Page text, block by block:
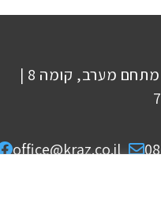
רחוב הרכבת 13, בנין עזריאלי מתחם מערב, קומה 8 |
office@kraz.co.il